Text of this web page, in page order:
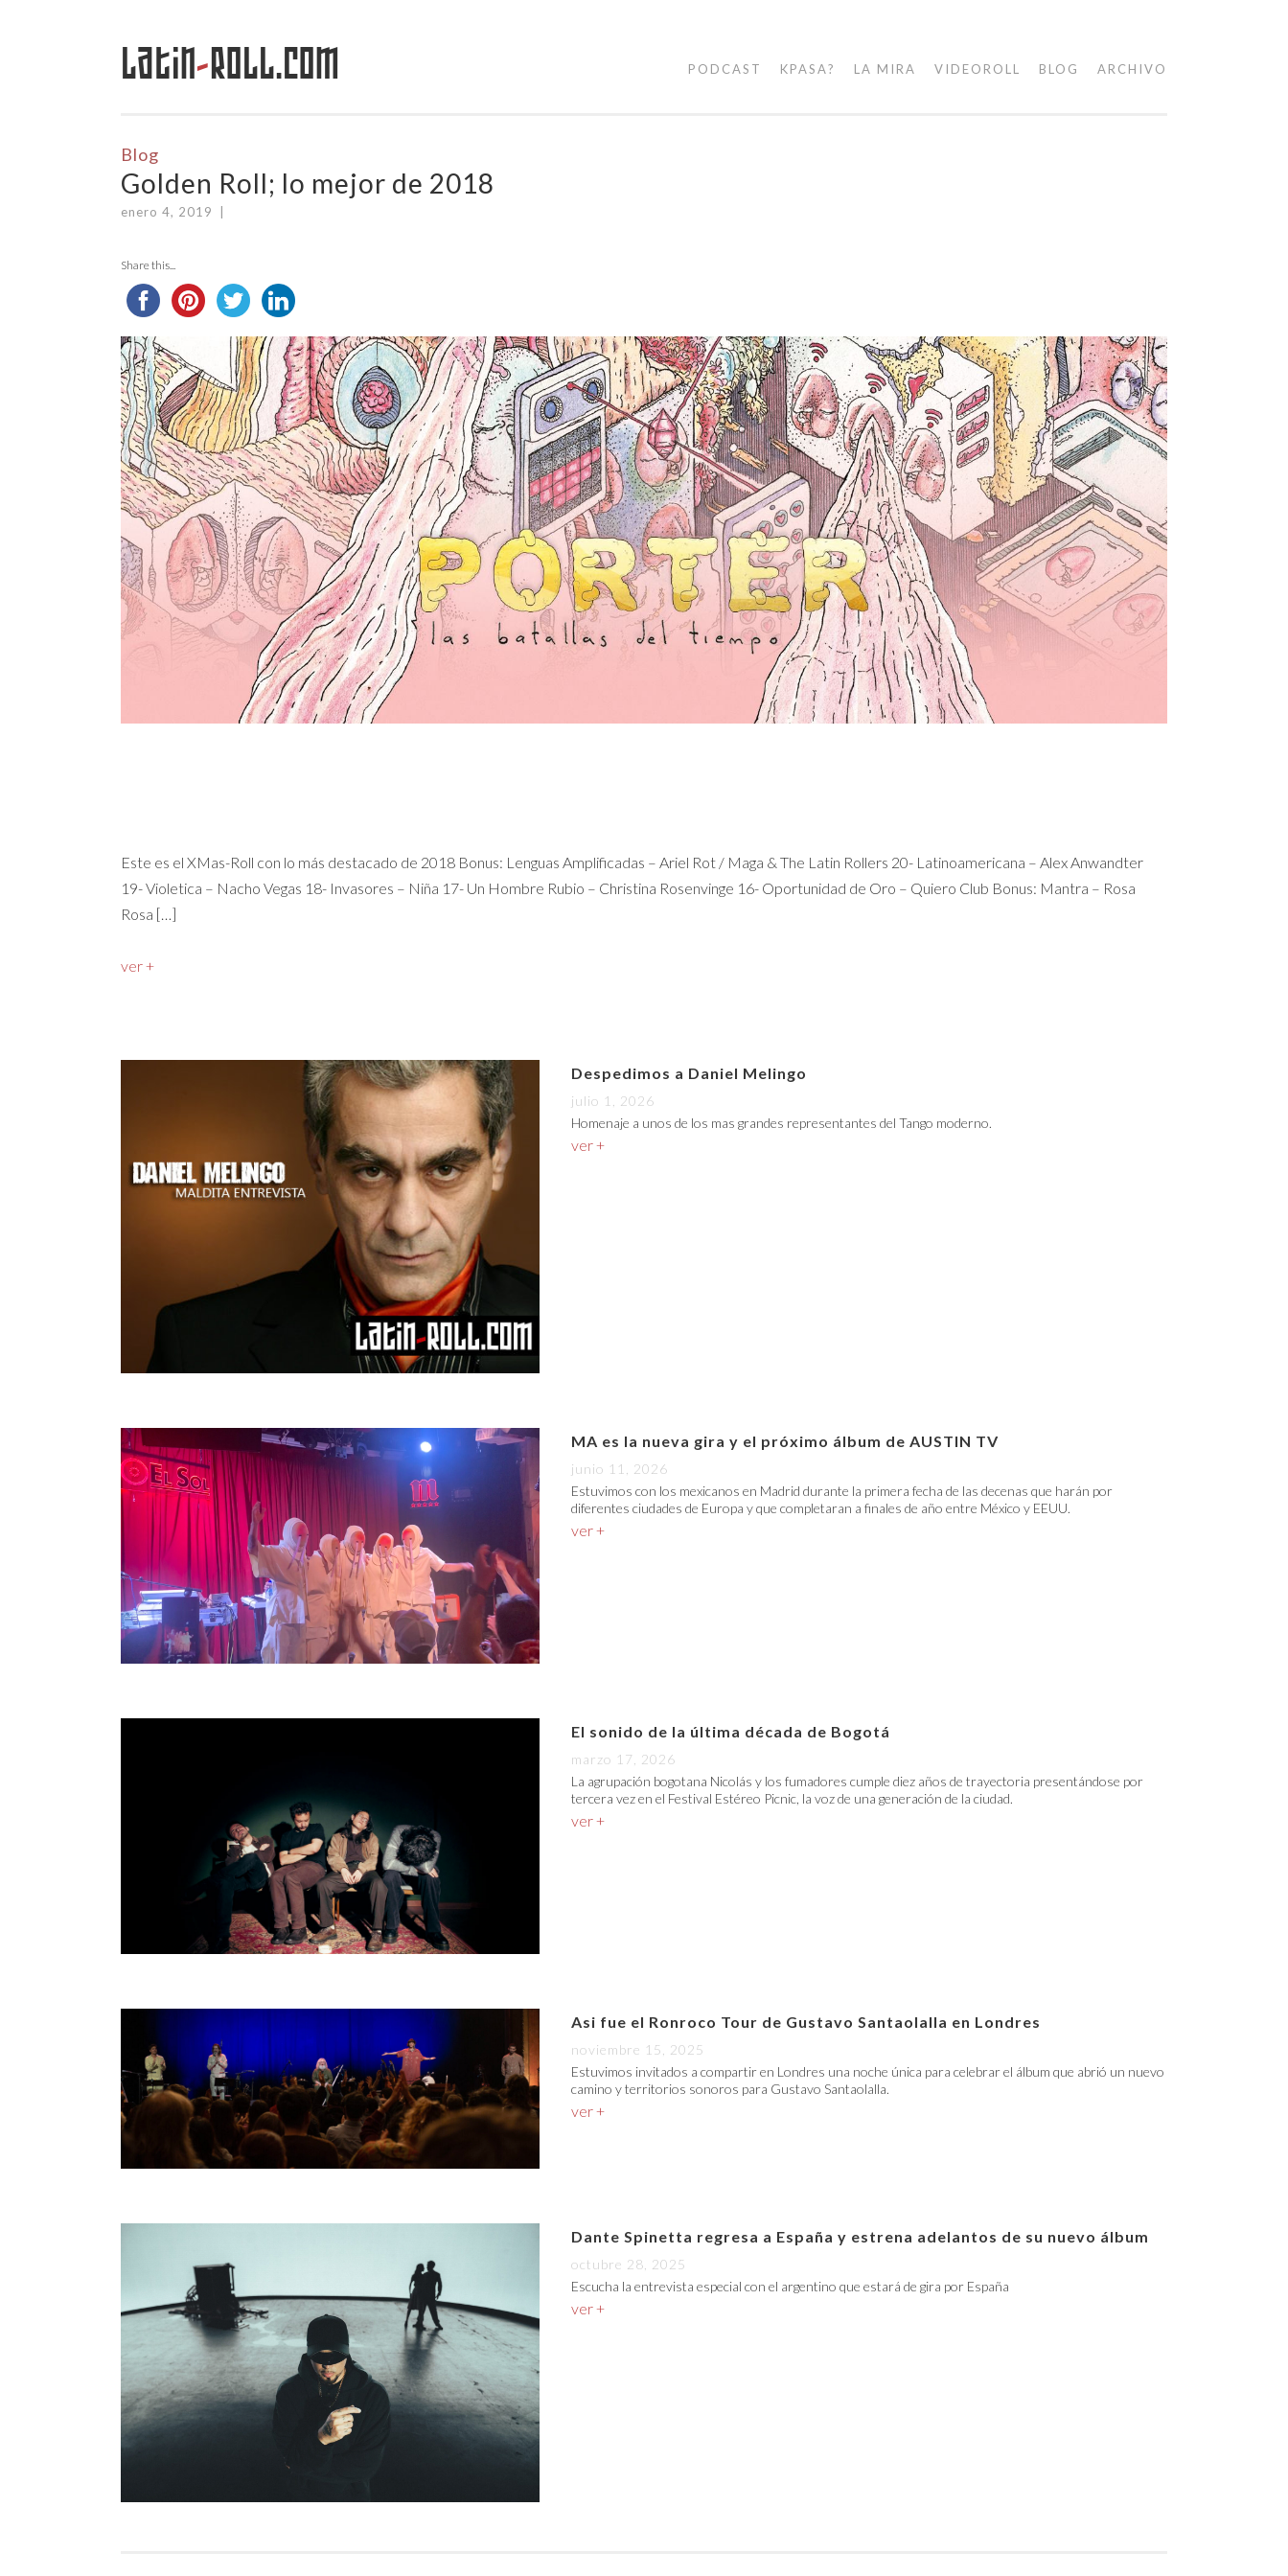
Saltar
Latin-Roll.com PODCAST KPASA? LA MIRA VIDEOROLL BLOG ARCHIVO
Blog
Golden Roll; lo mejor de 2018
enero 4, 2019
Share this...
Este es el XMas-Roll con lo más destacado de 2018 Bonus: Lenguas Amplificadas – Ariel Rot / Maga & The Latin Rollers 20- Latinoamericana – Alex Anwandter
19- Violetica – Nacho Vegas 18- Invasores – Niña 17- Un Hombre Rubio – Christina Rosenvinge 16- Oportunidad de Oro – Quiero Club Bonus: Mantra – Rosa
Rosa […]
ver +
Despedimos a Daniel Melingo
julio 1, 2026
Homenaje a unos de los mas grandes representantes del Tango moderno.
ver +
MA es la nueva gira y el próximo álbum de AUSTIN TV
junio 11, 2026
Estuvimos con los mexicanos en Madrid durante la primera fecha de las decenas que harán por
diferentes ciudades de Europa y que completaran a finales de año entre México y EEUU.
ver +
El sonido de la última década de Bogotá
marzo 17, 2026
La agrupación bogotana Nicolás y los fumadores cumple diez años de trayectoria presentándose por
tercera vez en el Festival Estéreo Picnic, la voz de una generación de la ciudad.
ver +
Asi fue el Ronroco Tour de Gustavo Santaolalla en Londres
noviembre 15, 2025
Estuvimos invitados a compartir en Londres una noche única para celebrar el álbum que abrió un nuevo
camino y territorios sonoros para Gustavo Santaolalla.
ver +
Dante Spinetta regresa a España y estrena adelantos de su nuevo álbum
octubre 28, 2025
Escucha la entrevista especial con el argentino que estará de gira por España
ver +